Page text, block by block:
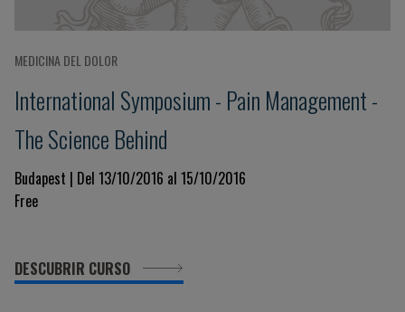
MEDICINA DEL DOLOR
International Symposium - Pain Management -
The Science Behind
Budapest | Del 13/10/2016 al 15/10/2016
Free
DESCUBRIR CURSO